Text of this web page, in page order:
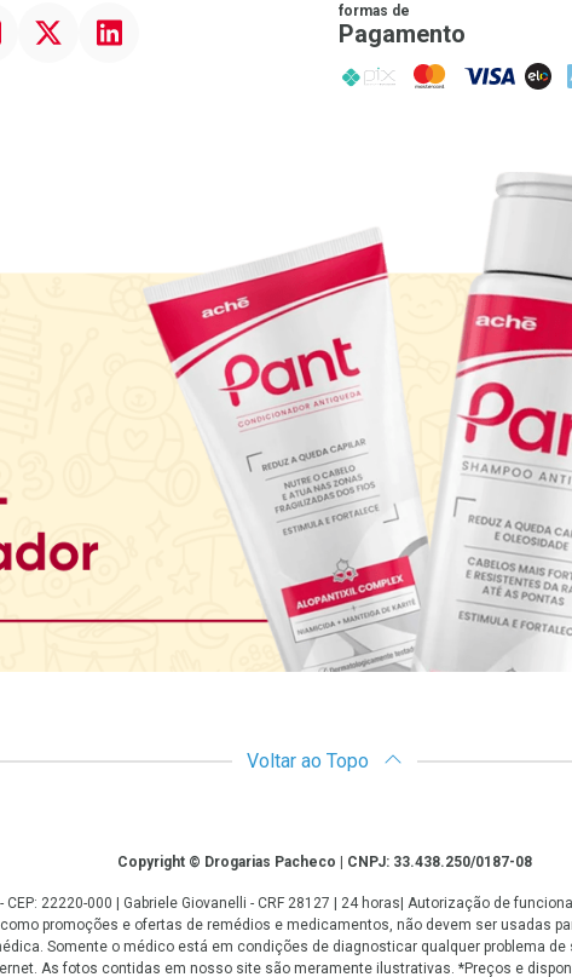
Twitter Linkedin formas de
Pagamento
PIX MasterCard
VISA ELO
Voltar ao Topo
Copyright © Drogarias Pacheco | CNPJ: 33.438.250/0187-08
CEP: 22220-000 | Gabriele Giovanelli - CRF 28127 | 24 horas| Autorização de
promoções e ofertas de remédios e medicamentos, não devem ser usadas
Somente o médico está em condições de diagnosticar qualquer problema
As fotos contidas em nosso site são meramente ilustrativas. *Preços e